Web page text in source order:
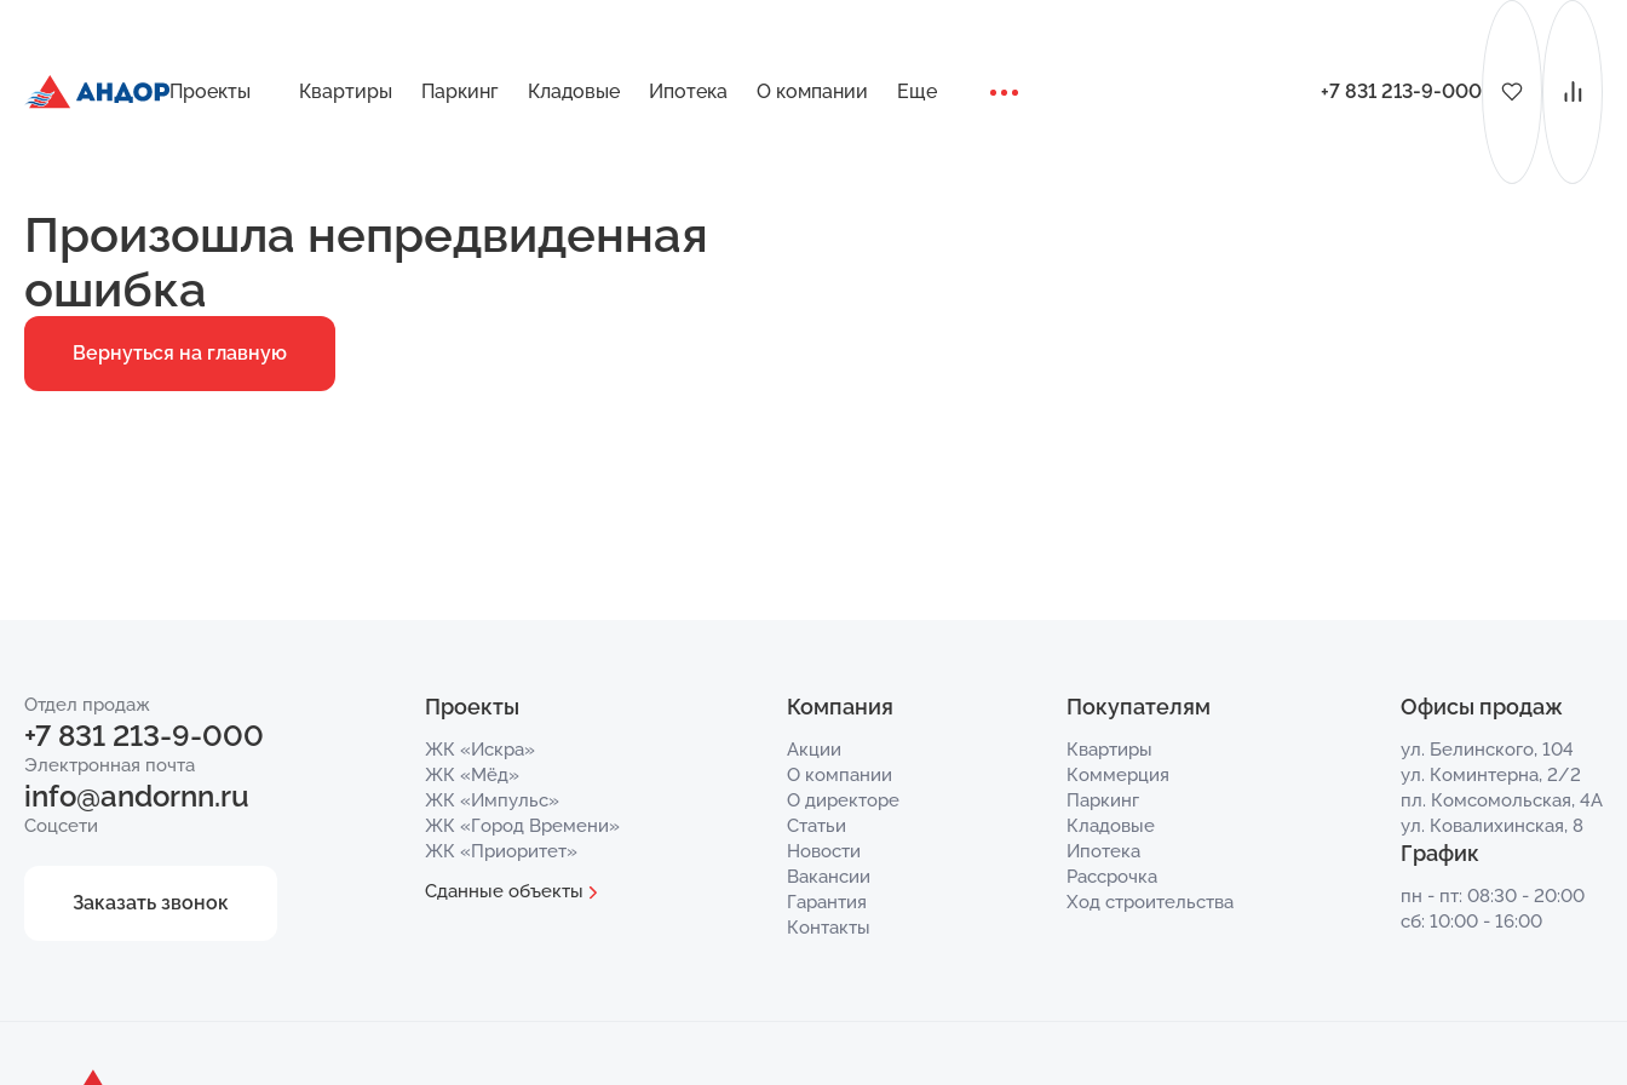
Проекты Квартиры Паркинг Кладовые Ипотека О компании Еще +7 831 213-9-000
Произошла непредвиденная
ошибка
Вернуться на главную
Отдел продаж
+7 831 213-9-000
Электронная почта
info@andornn.ru
Соцсети
Заказать звонок
Проекты
ЖК «Искра»
ЖК «Мёд»
ЖК «Импульс»
ЖК «Город Времени»
ЖК «Приоритет»
Сданные объекты
Компания
Акции
О компании
О директоре
Статьи
Новости
Вакансии
Гарантия
Контакты
Покупателям
Квартиры
Коммерция
Паркинг
Кладовые
Ипотека
Рассрочка
Ход строительства
Офисы продаж
ул. Белинского, 104
ул. Коминтерна, 2/2
пл. Комсомольская, 4А
ул. Ковалихинская, 8
График
пн - пт: 08:30 - 20:00
сб: 10:00 - 16:00